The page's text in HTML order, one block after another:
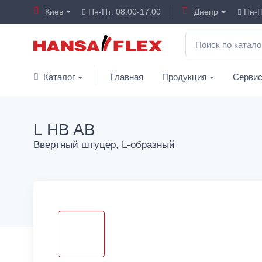
Киев Пн-Пт: 08:00-17:00 Днепр Пн-
Каталог Главная Продукция
L HB AB
Ввертный штуцер, L-образный